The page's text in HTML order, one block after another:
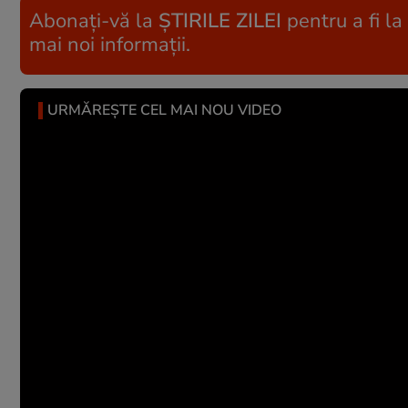
Abonați-vă la ȘTIRILE ZILEI pentru a fi la
mai noi informații.
URMĂREȘTE CEL MAI NOU VIDEO